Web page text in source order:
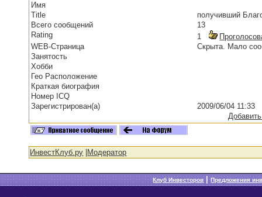
Имя
Title
получивший
Всего сообщений
13
Rating
1
WEB-Страница
Скрыта. Мало
Занятость
Хобби
Гео Расположение
Краткая биография
Номер ICQ
Зарегистрирован(а)
2009/06/04 11:33
ИнвестКлуб.ру Модератор
Клуб Инвесторов|Предложения